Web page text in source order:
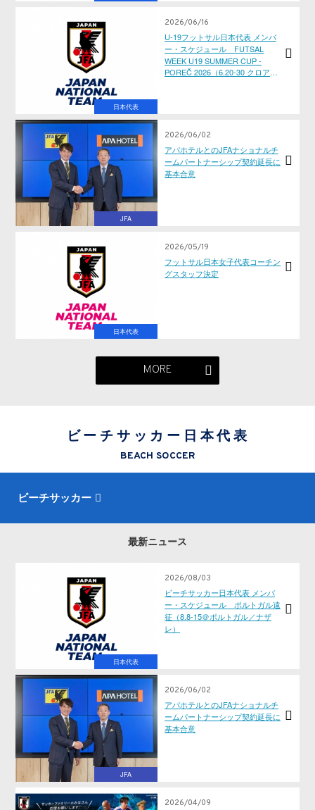
日本代表
2026/06/16
U-19フットサル日本代表 メンバ
ー・スケジュール FUTSAL
WEEK U19 SUMMER CUP -
POREČ 2026（6.20-30 クロアチ
JFA
2026/06/02
アパホテルとのJFAナショナルチ
ームパートナーシップ契約延長に
基本合意
日本代表
2026/05/19
フットサル日本女子代表コーチン
グスタッフ決定
MORE
ビーチサッカー日本代表
BEACH SOCCER
ビーチサッカー
最新ニュース
日本代表
2026/08/03
ビーチサッカー日本代表 メンバ
ー・スケジュール ポルトガル遠
征（8.8-15＠ポルトガル／ナザ
レ）
JFA
2026/06/02
アパホテルとのJFAナショナルチ
ームパートナーシップ契約延長に
基本合意
2026/04/09